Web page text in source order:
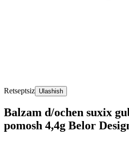
Retseptsiz Ulashish
Balzam d/ochen suxix
pomosh 4,4g Belor